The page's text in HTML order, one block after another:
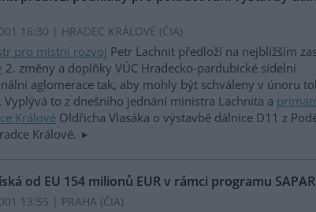
16:30 | HRADEC KRÁLOVÉ (ČIA)
pro místní rozvoj Petr Lachnit předloží na nejbližším
2. změny a doplňky VÚC Hradecko-pardubické sídelní
aglomerace tak, aby mohly být schváleny v únoru
Vyplývá to z dnešního jednání ministra Lachnita a
Králové Oldřicha Vlasáka o výstavbě dálnice D11 z
Králové.
od EU 154 milionů EUR v rámci programu
13:55 | PRAHA (ČIA)